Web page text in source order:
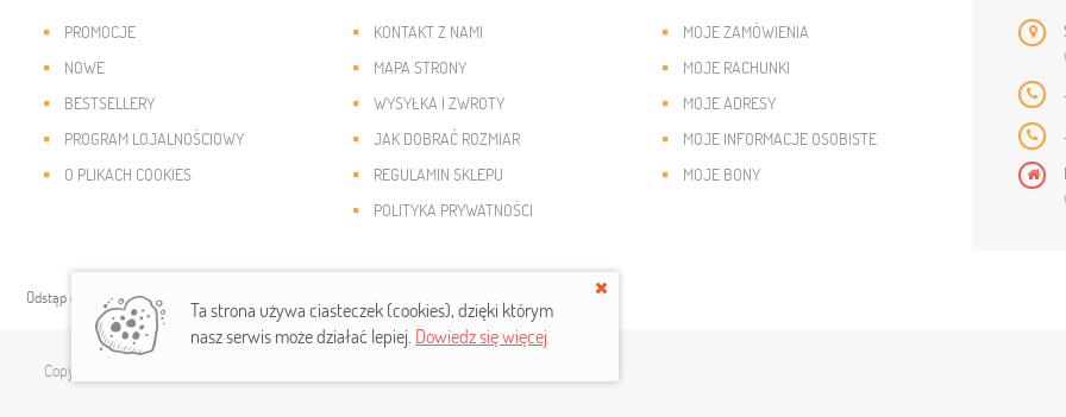
Ta strona używa ciasteczek (cookies), dzięki którym
nasz serwis może działać lepiej. Dowiedz się więcej
PROMOCJE
NOWE
BESTSELLERY
PROGRAM LOJALNOŚCIOWY
O PLIKACH COOKIES
KONTAKT Z NAMI
MAPA STRONY
WYSYŁKA I ZWROTY
JAK DOBRAĆ ROZMIAR
REGULAMIN SKLEPU
POLITYKA PRYWATNOŚCI
MOJE ZAMÓWIENIA
MOJE RACHUNKI
MOJE ADRESY
MOJE INFORMACJE OSOBISTE
MOJE BONY
Odstąp od umowy tutaj
Copyright © 2019